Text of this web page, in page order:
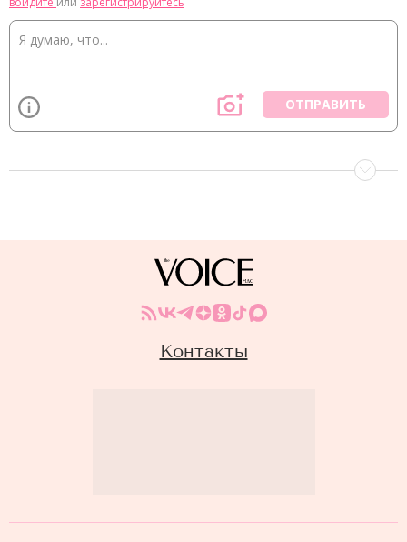
ОТПРАВИТЬ
Контакты